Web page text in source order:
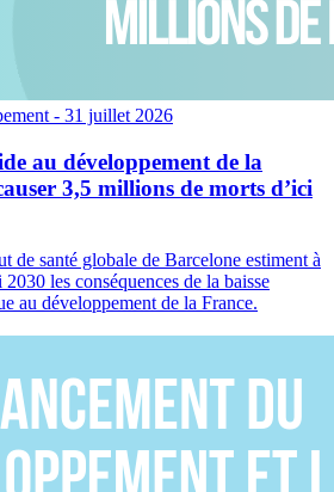
- 31 juillet 2026
au développement de la
3,5 millions de morts d’ici
de santé globale de Barcelone estiment à
les conséquences de la baisse
au développement de la France.